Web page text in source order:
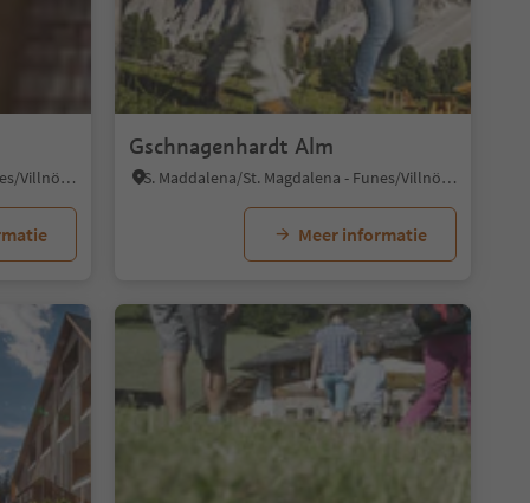
1/8
S. Maddalena/St. Magdalena - Funes/Villnöss, Villnöss/Funes, Dolomites Region Lüsen Villnöss
Gschnagenhardt Alm
S. Maddalena/St. Magdalena - Funes/Villnöss, Villnöss/Funes, Dolomites Region Lüsen Villnöss
Meer informatie